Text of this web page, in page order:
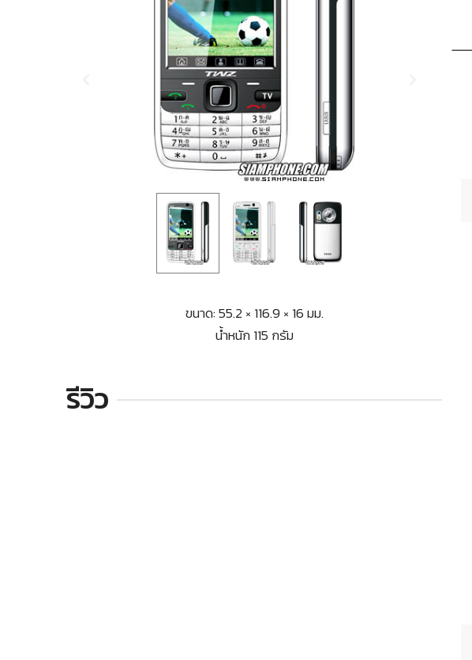
ขนาด: 55.2 × 116.9 × 16 มม.
น้ำหนัก 115 กรัม
รีวิว